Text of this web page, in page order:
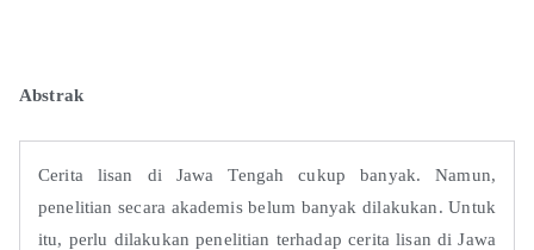
Abstrak
Cerita lisan di Jawa Tengah cukup banyak. Namun,
penelitian secara akademis belum banyak dilakukan. Untuk
itu, perlu dilakukan penelitian terhadap cerita lisan di Jawa